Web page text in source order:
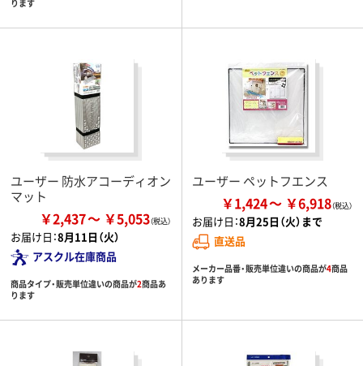
ります
ユーザー 防水アコーディオン
マット
￥2,437 ￥5,053
お届け日：8月11日（火）
アスクル在庫商品
商品タイプ・販売単位違いの商品が2商品あ
ります
ユーザー ペットフエンス
￥1,424 ￥6,918
お届け日：8月25日（火）まで
直送品
メーカー品番・販売単位違いの商品が4商品
あります